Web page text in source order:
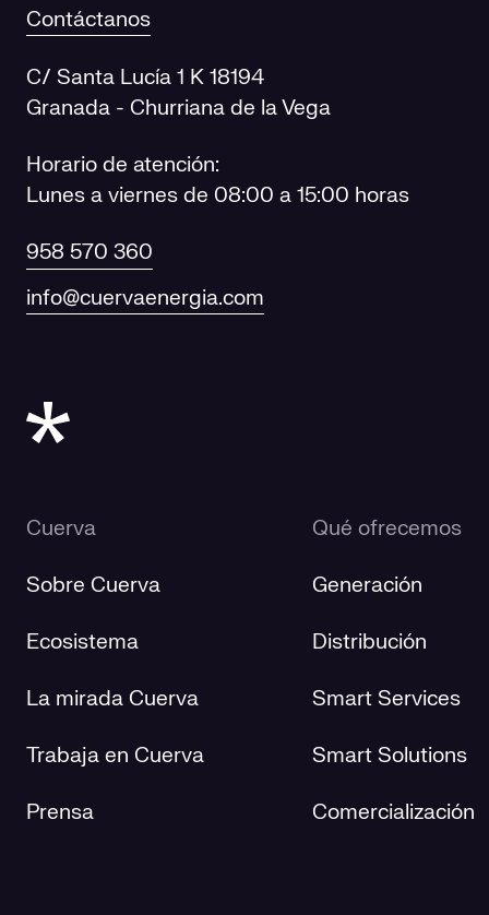
Contáctanos
C/ Santa Lucía 1 K 18194
Granada - Churriana de la Vega
Horario de atención:
Lunes a viernes de 08:00 a 15:00 horas
958 570 360
info@cuervaenergia.com
Cuerva
Sobre Cuerva
Ecosistema
La mirada Cuerva
Trabaja en Cuerva
Prensa
Qué ofrecemos
Generación
Distribución
Smart Services
Smart Solutions
Comercialización